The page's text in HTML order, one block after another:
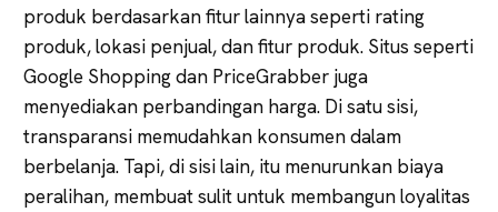
produk berdasarkan fitur lainnya seperti rating
produk, lokasi penjual, dan fitur produk. Situs seperti
Google Shopping dan PriceGrabber juga
menyediakan perbandingan harga. Di satu sisi,
transparansi memudahkan konsumen dalam
berbelanja. Tapi, di sisi lain, itu menurunkan biaya
peralihan, membuat sulit untuk membangun loyalitas